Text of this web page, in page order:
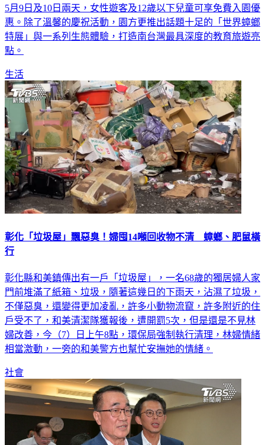
5月9日及10日兩天，女性遊客及12歲以下兒童可享免費入園優
惠。除了溫馨的慶祝活動，園方更推出話題十足的「世界蟑螂
特展」與一系列生態體驗，打造南台灣最具深度的教育旅遊亮
點。
生活
彰化「垃圾屋」飄惡臭！婦囤14噸回收物不清 蟑螂、肥鼠橫
行
彰化縣和美鎮傳出有一戶「垃圾屋」，一名68歲的獨居婦人家
門前堆滿了紙箱、垃圾，隨著這幾日的下雨天，沾濕了垃圾，
不僅惡臭，還變得更加凌亂，許多小動物流竄，許多附近的住
戶受不了，和美清潔隊獲報後，遭開罰5次，但是還是不見林
婦改善，今（7）日上午8點，環保局強制執行清理，林婦情緒
相當激動，一旁的和美警方也幫忙安撫她的情緒。
社會